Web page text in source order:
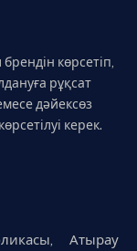
көрсетіп,
рұқсат
дәйексөз
керек.
Атырау